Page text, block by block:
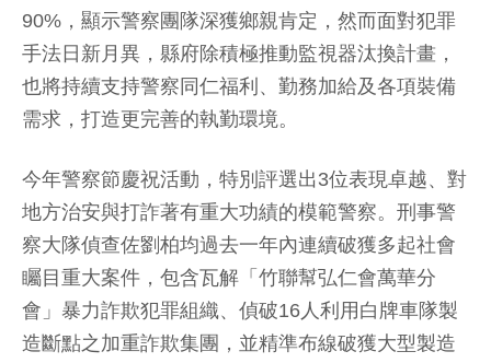
90%，顯示警察團隊深獲鄉親肯定，然而面對犯罪
手法日新月異，縣府除積極推動監視器汰換計畫，
也將持續支持警察同仁福利、勤務加給及各項裝備
需求，打造更完善的執勤環境。
今年警察節慶祝活動，特別評選出3位表現卓越、對
地方治安與打詐著有重大功績的模範警察。刑事警
察大隊偵查佐劉柏均過去一年內連續破獲多起社會
矚目重大案件，包含瓦解「竹聯幫弘仁會萬華分
會」暴力詐欺犯罪組織、偵破16人利用白牌車隊製
造斷點之加重詐欺集團，並精準布線破獲大型製造